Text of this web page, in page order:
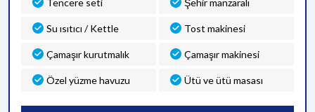
Tencere seti Şehir manzaralı
Su ısıtıcı / Kettle Tost makinesi
Çamaşır kurutmalık Çamaşır makinesi
Özel yüzme havuzu Ütü ve ütü masası